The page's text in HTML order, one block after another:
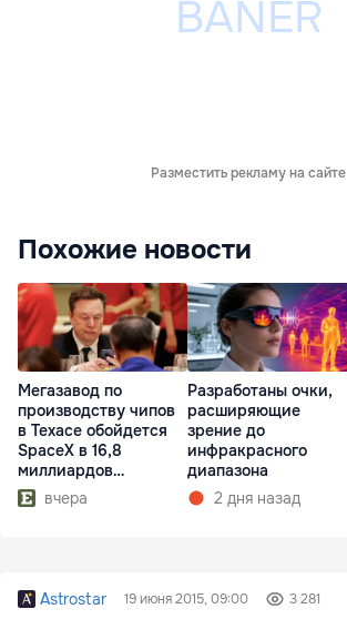
Разместить рекламу на сайте
Похожие новости
Мегазавод по
производству чипов
в Техасе обойдется
SpaceX в 16,8
миллиардов
долларов
вчера
Разработаны очки,
расширяющие
зрение до
инфракрасного
диапазона
2 дня назад
Astrostar 19 июня 2015, 09:00 3 281